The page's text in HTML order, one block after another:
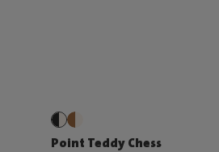
Point Teddy Chess